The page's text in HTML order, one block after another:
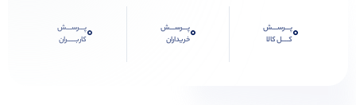
0پـــرســـش
کــــل کالا
0پـــرســـش
خریداران
0پـــرســـش
کاربـــــران